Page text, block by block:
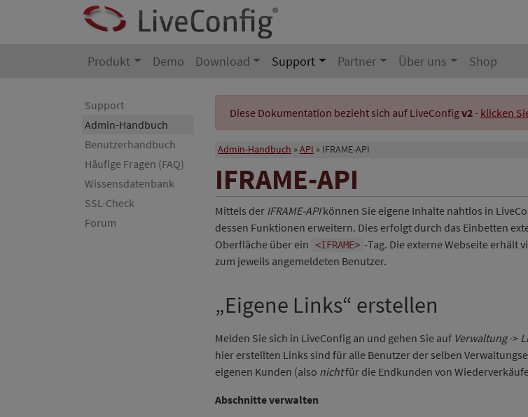
Produkt Demo Download Support Partner Über uns Shop
Support
Admin-Handbuch
Benutzerhandbuch
Häufige Fragen (FAQ)
Wissensdatenbank
SSL-Check
Forum
Diese Dokumentation bezieht sich auf LiveConfigv2- klicken
Admin-Handbuch API IFRAME-API
IFRAME-API
Mittels der IFRAME-APIkönnen Sie eigene Inhalte nahtlos in
dessen Funktionen erweitern. Dies erfolgt durch das Einbetten
Oberfläche über ein
<IFRAME> -Tag. Die externe Webseite erhält
zum jeweils angemeldeten Benutzer.
„Eigene Links“ erstellen
Melden Sie sich in LiveConfig an und gehen Sie auf Verwaltung->
hier erstellten Links sind für alle Benutzer der selben
eigenen Kunden (also nichtfür die Endkunden von
Abschnitte verwalten